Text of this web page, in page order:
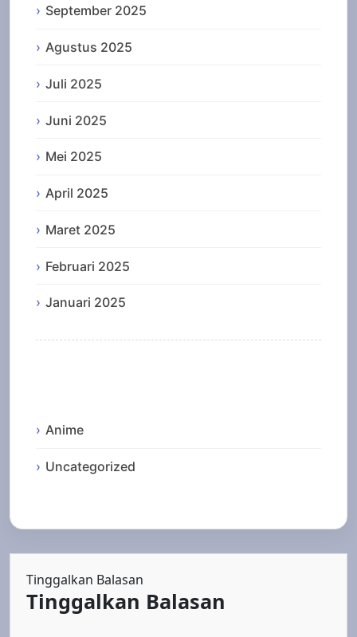
September 2025
Agustus 2025
Juli 2025
Juni 2025
Mei 2025
April 2025
Maret 2025
Februari 2025
Januari 2025
Anime
Uncategorized
Tinggalkan Balasan
Tinggalkan Balasan